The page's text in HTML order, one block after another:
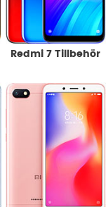
Redmi 7 Tillbehör